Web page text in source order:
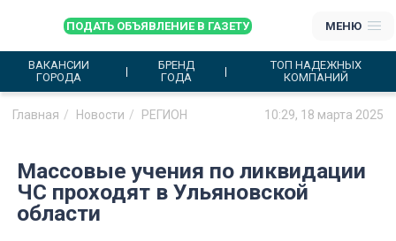
ПОДАТЬ ОБЪЯВЛЕНИЕ В ГАЗЕТУ МЕНЮ
ВАКАНСИИ
ГОРОДА
БРЕНД
ГОДА
ТОП НАДЕЖНЫХ
КОМПАНИЙ
Главная Новости РЕГИОН 10:29, 18 марта 2025
Массовые учения по ликвидации
ЧС проходят в Ульяновской
области